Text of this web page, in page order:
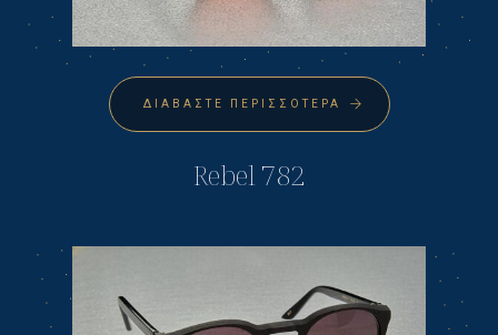
ΔΙΑΒΆΣΤΕ ΠΕΡΙΣΣΌΤΕΡΑ
Rebel 782